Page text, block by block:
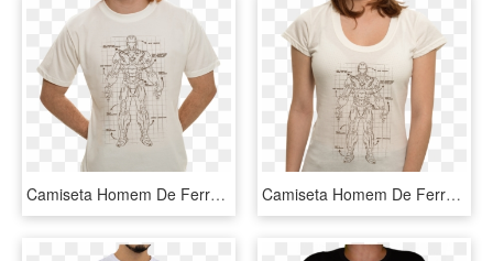
Camiseta Homem De Ferro Projeto - Camiseta Homem De Ferro, HD Png Download Camiseta Homem De Ferro Projeto - Homem De Ferro Projeto, HD Png Download